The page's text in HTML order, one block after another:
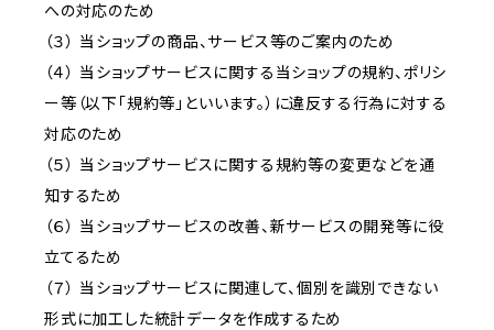
への対応のため
（３） 当ショップの商品、サービス等のご案内のため
（４） 当ショップサービスに関する当ショップの規約、ポリシ
ー等（以下「規約等」といいます。）に違反する行為に対する
対応のため
（５） 当ショップサービスに関する規約等の変更などを通
知するため
（６） 当ショップサービスの改善、新サービスの開発等に役
立てるため
（７） 当ショップサービスに関連して、個別を識別できない
形式に加工した統計データを作成するため